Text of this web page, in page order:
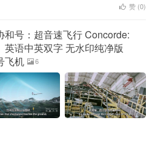
赞 (0)
和号：超音速飞行 Concorde:
语中英双字 无水印纯净版
飞机
6